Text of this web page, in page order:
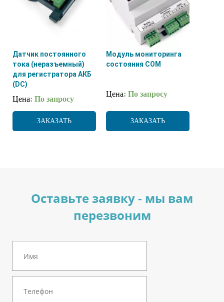
Датчик постоянного
тока (неразъемный)
для регистратора АКБ
(DC)
Цена: По запросу
ЗАКАЗАТЬ
Модуль мониторинга
состояния СОМ
Цена: По запросу
ЗАКАЗАТЬ
Оставьте заявку - мы вам
перезвоним